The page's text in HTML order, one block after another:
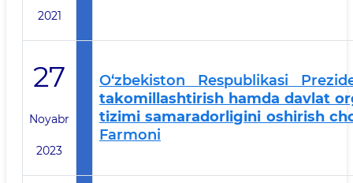
2021
27
Noyabr
2023
O‘zbekiston Respublikasi
takomillashtirish hamda davlat
tizimi samaradorligini oshirish
Farmoni